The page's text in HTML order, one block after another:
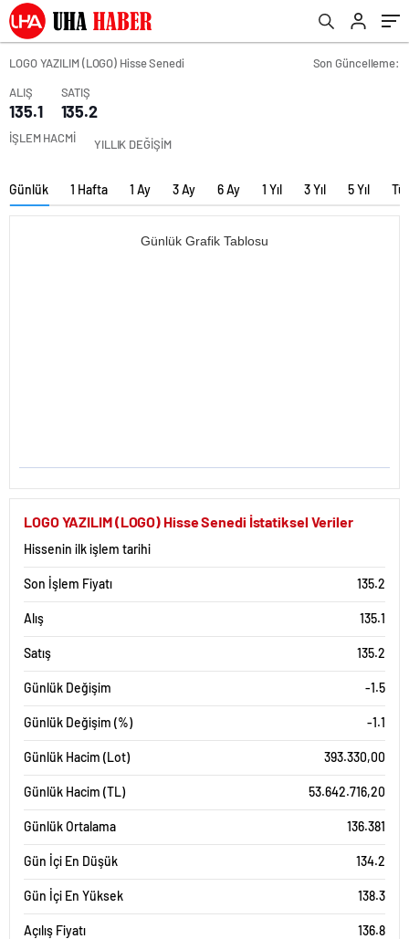
LOGO YAZILIM (LOGO) Hisse Senedi
Son Güncelleme:
ALIŞ
135.1
SATIŞ
135.2
İŞLEM HACMİ YILLIK DEĞİŞİM
Günlük 1 Hafta 1 Ay 3 Ay 6 Ay 1 Yıl 3 Yıl 5 Yıl
Günlük Grafik Tablosu
LOGO YAZILIM (LOGO) Hisse Senedi İstatiksel Veriler
Hissenin ilk işlem tarihi
Son İşlem Fiyatı 135.2
Alış 135.1
Satış 135.2
Günlük Değişim -1.5
Günlük Değişim (%) -1.1
Günlük Hacim (Lot) 393.330,00
Günlük Hacim (TL) 53.642.716,20
Günlük Ortalama 136.381
Gün İçi En Düşük 134.2
Gün İçi En Yüksek 138.3
Açılış Fiyatı 136.8